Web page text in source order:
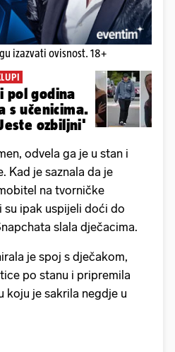
izazvati ovisnost. 18+
pol godina
s učenicima.
ozbiljni'
odvela ga je u stan i
Kad je saznala da je
na tvorničke
ipak uspijeli doći do
slala dječacima.
je spoj s dječakom,
po stanu i pripremila
koju je sakrila negdje u